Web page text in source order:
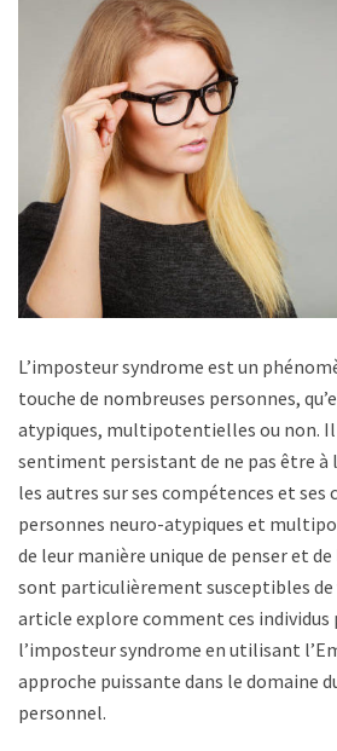
L’imposteur syndrome est un
touche de nombreuses personnes,
atypiques, multipotentielles ou non. Il
sentiment persistant de ne pas être à
les autres sur ses compétences et ses
personnes neuro-atypiques et
de leur manière unique de penser et
sont particulièrement susceptibles de
article explore comment ces
l’imposteur syndrome en utilisant
approche puissante dans le domaine
personnel.